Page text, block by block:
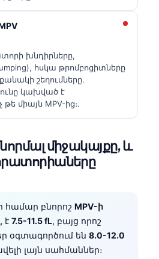
խնդիրները,
հսկա թրոմբոցիտները
շեղումները.
կախված է
միայն MPV-ից։.
նորմալ միջակայքը, և
համար բնորոշ MPV-ի
է 7.5-11.5 fL, բայց որոշ
օգտագործում են 8.0-12.0
լայն սահմաններ։